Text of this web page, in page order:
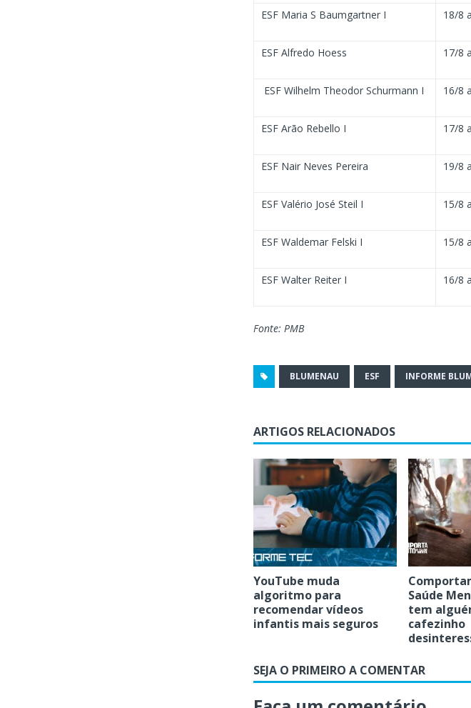
ESF Maria S Baumgartner I 18/8
ESF Alfredo Hoess 17/8
ESF Wilhelm Theodor Schurmann I 16/8
ESF Arão Rebello I 17/8
ESF Nair Neves Pereira 19/8
ESF Valério José Steil I 15/8
ESF Waldemar Felski I 15/8
ESF Walter Reiter I 16/8
Fonte: PMB
BLUMENAU ESF INFORME
ARTIGOS RELACIONADOS
YouTube muda
algoritmo para
recomendar vídeos
infantis mais seguros
Saúde
tem
cafezinho
SEJA O PRIMEIRO A COMENTAR